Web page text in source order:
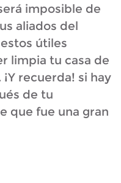
imposible de
aliados del
útiles
limpia tu casa de
recuerda! si hay
de tu
que fue una gran